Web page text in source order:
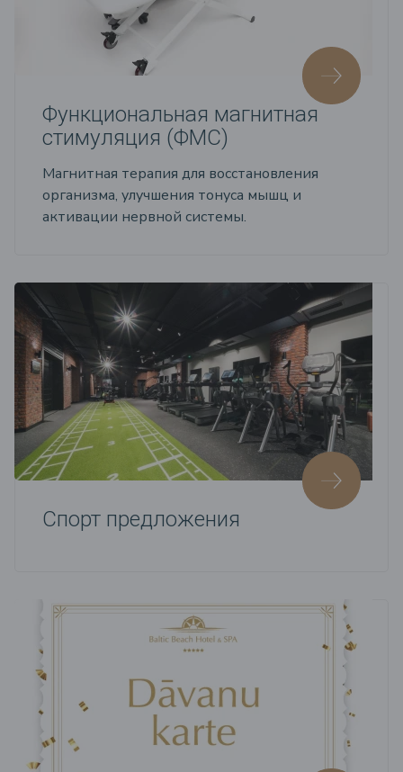
Функциональная магнитная
стимуляция (ФМС)
Магнитная терапия для восстановления
организма, улучшения тонуса мышц и
активации нервной системы.
Спорт предложения